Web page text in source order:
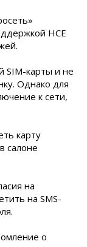
HCE
SIM-карты и не
Однако для
к сети,
карту
салоне
на
на SMS-
о